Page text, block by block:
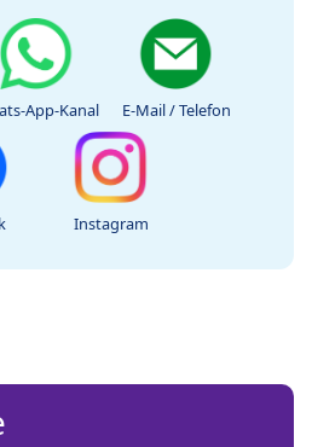
App-Kanal E-Mail / Telefon
Instagram